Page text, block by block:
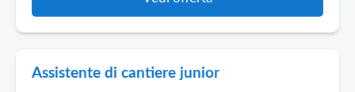
Assistente di cantiere junior